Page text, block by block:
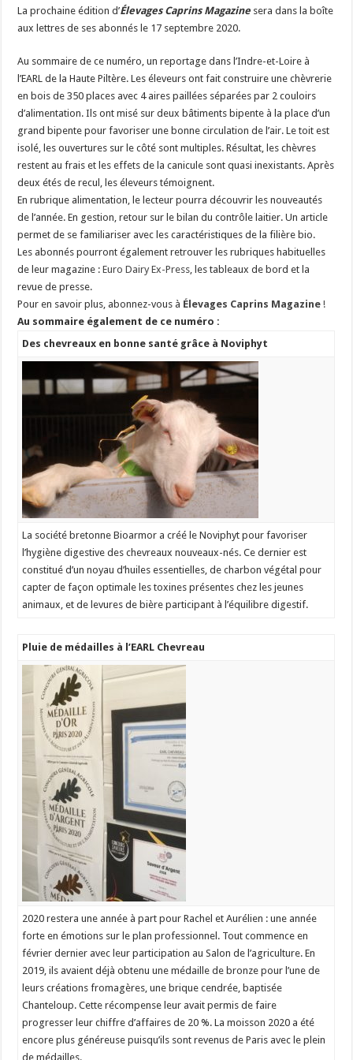
Un été fructueux pour Lactalis
La prochaine édition d’É​levages Caprins Magazine sera dans la boîte
aux lettres de ses abonnés le 17 septembre 2020.
Au sommaire de ce numéro, un reportage dans l’Indre-et-Loire à
l’EARL de la Haute Piltère. Les éleveurs ont fait construire une chèvrerie
en bois de 350 places avec 4 aires paillées séparées par 2 couloirs
d’alimentation. Ils ont misé sur deux bâtiments bipente à la place d’un
grand bipente pour favoriser une bonne circulation de l’air. Le toit est
isolé, les ouvertures sur le côté sont multiples. Résultat, les chèvres
restent au frais et les effets de la canicule sont quasi inexistants. Après
deux étés de recul, les éleveurs témoignent.
En rubrique alimentation, le lecteur pourra découvrir les nouveautés
de l’année. En gestion, retour sur le bilan du contrôle laitier. Un article
permet de se familiariser avec les caractéristiques de la filière bio.
Les abonnés pourront également retrouver les rubriques habituelles
de leur magazine :Euro Dairy Ex-Press, les tableaux de bord et la
revue de presse.
Pour en savoir plus, abonnez-vous à Élevages Caprins Magazine !
Au sommaire également de ce numéro :
Des chevreaux en bonne santé grâce à Noviphyt
La société bretonne Bioarmor a créé le Noviphyt pour favoriser
l’hygiène digestive des chevreaux nouveaux-nés. Ce dernier est
constitué d’un noyau d’huiles essentielles, de charbon végétal pour
capter de façon optimale les toxines présentes chez les jeunes
animaux, et de levures de bière participant à l’équilibre digestif.
Pluie de médailles à l’EARL Chevreau
2020 restera une année à part pour Rachel et Aurélien : une année
forte en émotions sur le plan professionnel. Tout commence en
février dernier avec leur participation au Salon de l’agriculture. En
2019, ils avaient déjà obtenu une médaille de bronze pour l’une de
leurs créations fromagères, une brique cendrée, baptisée
Chanteloup. Cette récompense leur avait permis de faire
progresser leur chiffre d’affaires de 20 %. La moisson 2020 a été
encore plus généreuse puisqu’ils sont revenus de Paris avec le plein
de médailles.